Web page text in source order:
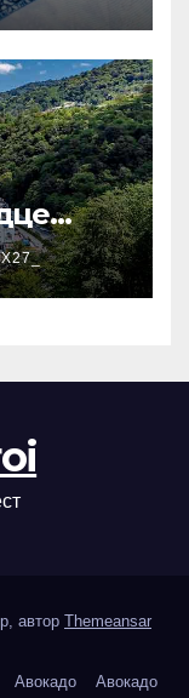
автор Themeansar
Авокадо Авокадо